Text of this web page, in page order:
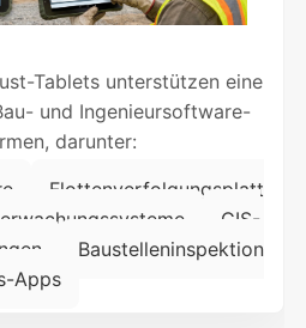
Tablets unterstützen eine
und Ingenieursoftware-
darunter:
Flottenverfolgungsplatt
GIS-
Baustelleninspektion
Apps